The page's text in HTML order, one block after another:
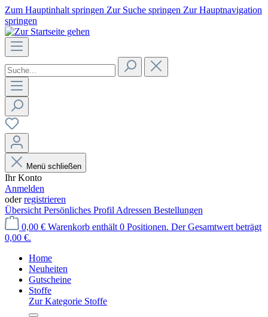
Zum Hauptinhalt springen Zur Suche springen Zur Hauptnavigation
springen
Menü schließen
Ihr Konto
Anmelden
oderregistrieren
Übersicht Persönliches Profil Adressen Bestellungen
0,00 € Warenkorb enthält 0 Positionen. Der Gesamtwert beträgt
0,00 €.
Home
Neuheiten
Gutscheine
Stoffe
Zur Kategorie Stoffe